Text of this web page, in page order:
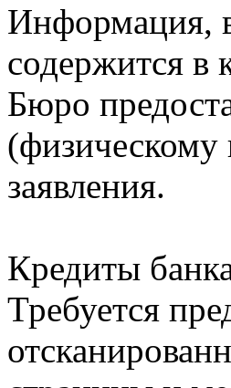
Информация,
содержится в
Бюро
(физическому
заявления.
Кредиты
Требуется